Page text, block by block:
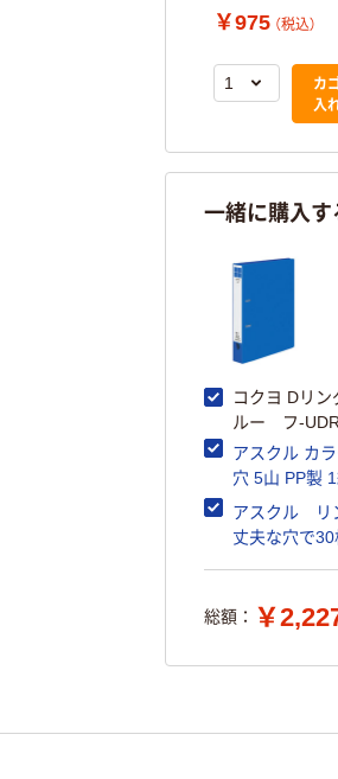
ト A4タテ
容 1袋(100枚)
ジナル
￥975 （税込）
カ
入
一緒に購入す
コクヨ Dリ
ルー フ-
アスクル カ
穴 5山 PP製
アスクル リ
丈夫な穴で
総額： ￥